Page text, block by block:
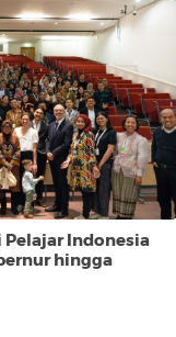
Pelajar Indonesia
hingga